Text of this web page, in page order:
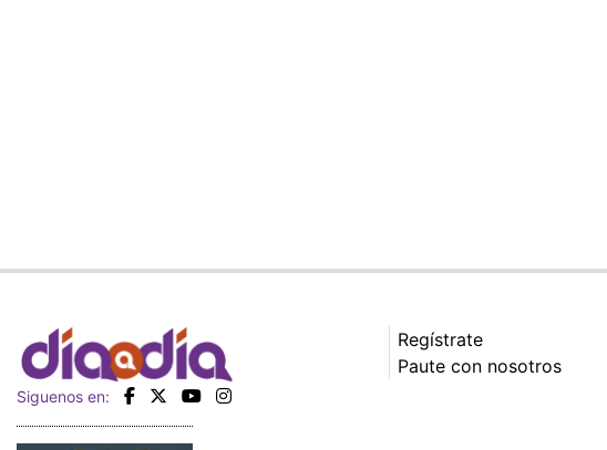
Siguenos en:
Regístrate
Paute con nosotros